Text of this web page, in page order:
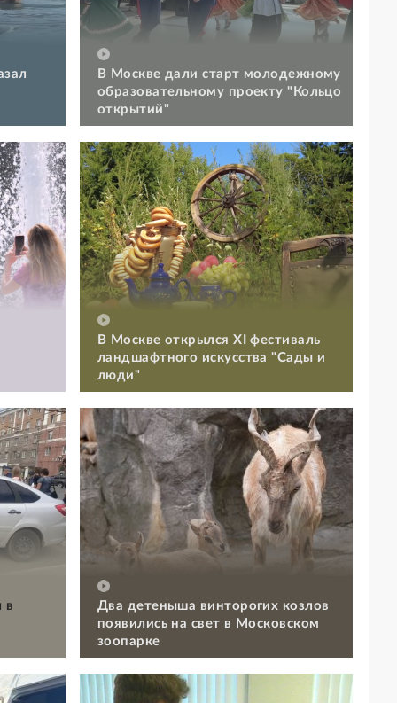
В Москве дали старт молодежному
образовательному проекту "Кольцо
открытий"
В Москве открылся XI фестиваль
ландшафтного искусства "Сады и
люди"
в
Два детеныша винторогих козлов
появились на свет в Московском
зоопарке